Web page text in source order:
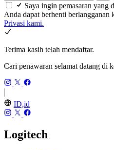
Saya ingin pemasaran yang
Anda dapat berhenti berlangganan
Privasi kami.
Terima kasih telah mendaftar.
Cari penawaran selamat datang di
ID,id
Logitech